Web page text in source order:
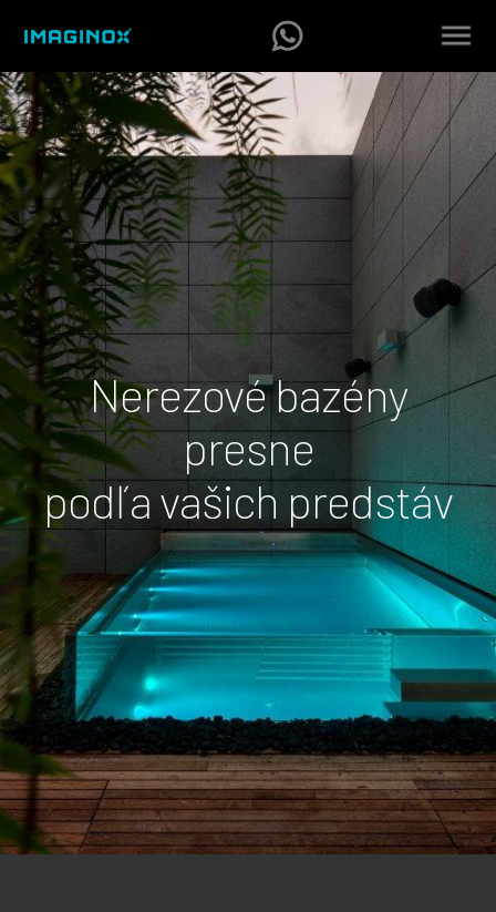
Nerezové bazény
presne
podľa vašich predstáv